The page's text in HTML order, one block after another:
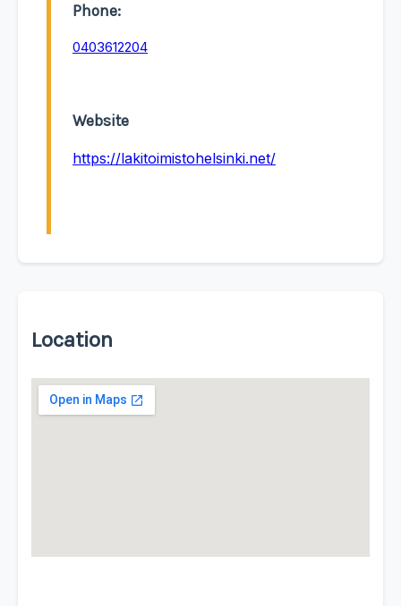
Phone:
0403612204
Website
https://lakitoimistohelsinki.net/
Location